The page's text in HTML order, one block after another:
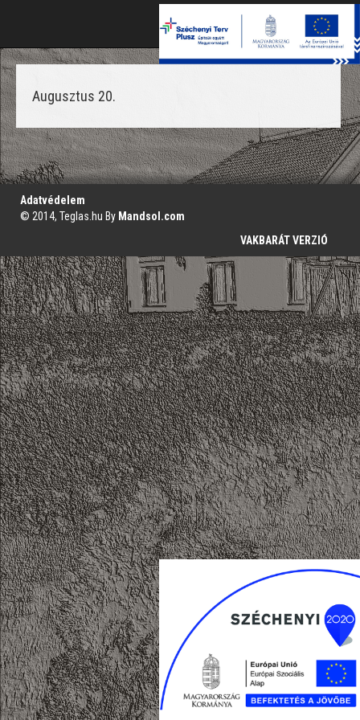
Augusztus 20.
';
Adatvédelem
© 2014, Teglas.hu By Mandsol.com
VAKBARÁT VERZIÓ